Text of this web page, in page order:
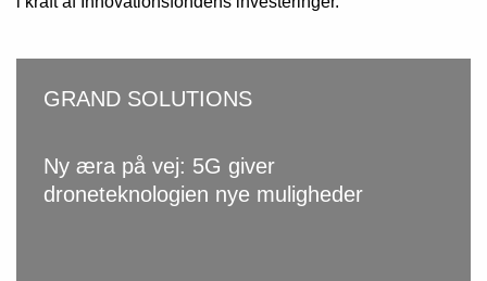
GRAND SOLUTIONS
Ny æra på vej: 5G giver
droneteknologien nye muligheder